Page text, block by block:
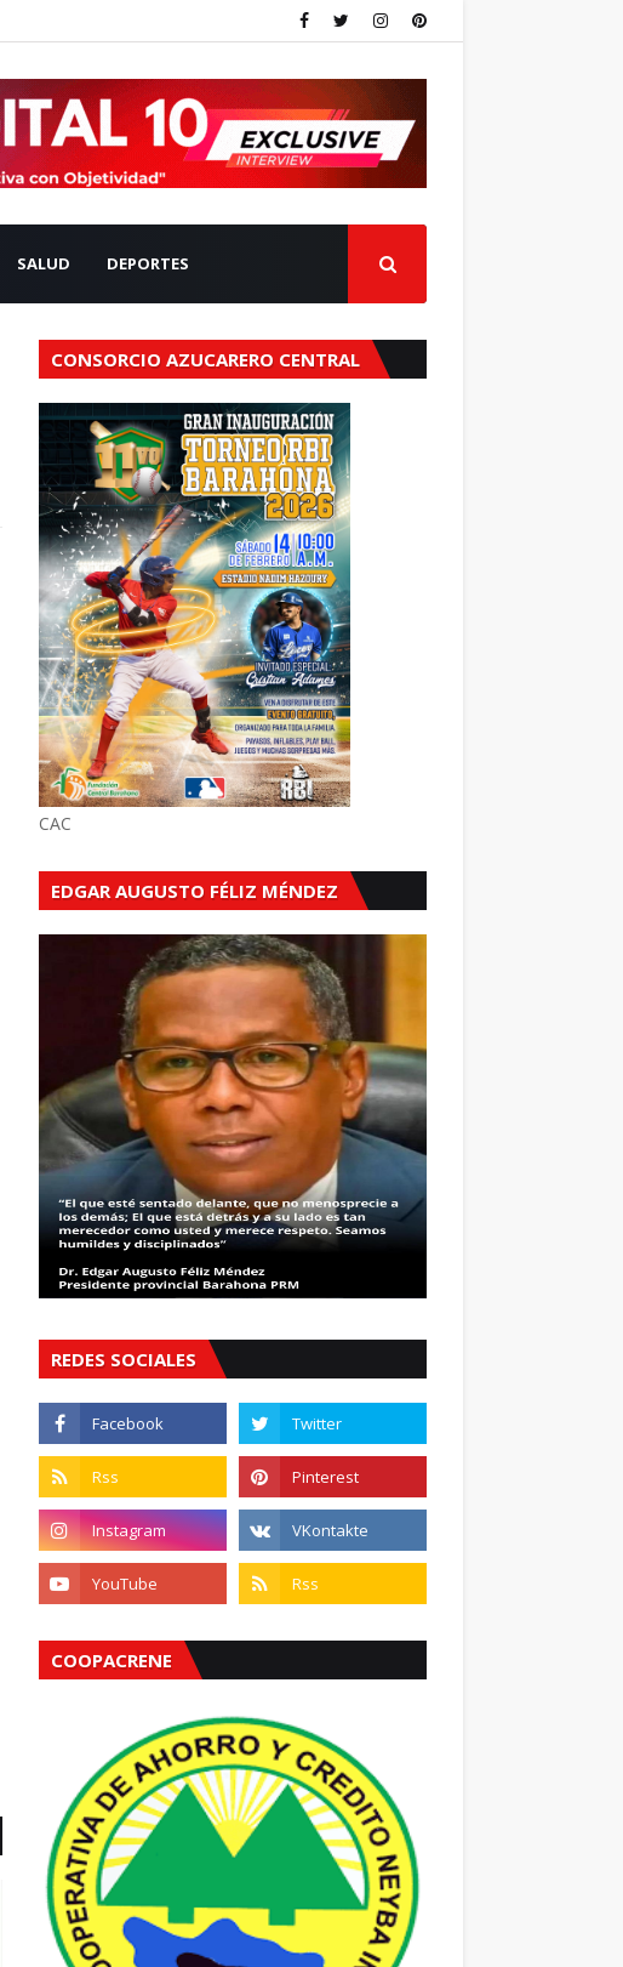
SALUD DEPORTES
CONSORCIO AZUCARERO CENTRAL
CAC
EDGAR AUGUSTO FÉLIZ MÉNDEZ
REDES SOCIALES
COOPACRENE